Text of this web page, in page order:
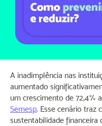
A inadimplência nas
aumentado
um crescimento de 72,4%
Semesp. Esse cenário traz
sustentabilidade financeira